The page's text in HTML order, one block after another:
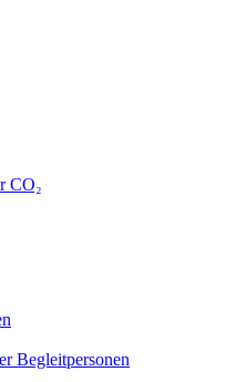
CO₂
Begleitpersonen